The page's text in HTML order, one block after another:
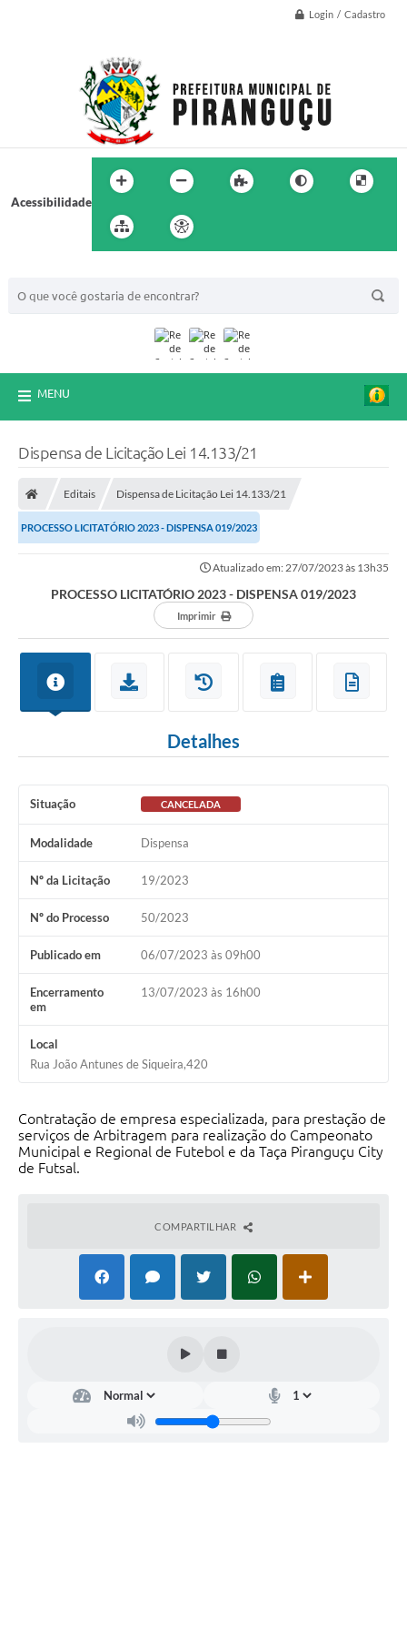
Login / Cadastro
Acessibilidade
MENU
Dispensa de Licitação Lei 14.133/21
Editais Dispensa de Licitação Lei 14.133/21
PROCESSO LICITATÓRIO 2023 - DISPENSA 019/2023
Atualizado em: 27/07/2023 às 13h35
PROCESSO LICITATÓRIO 2023 - DISPENSA 019/2023
Imprimir
Detalhes
Situação CANCELADA
Modalidade Dispensa
Nº da Licitação 19/2023
Nº do Processo 50/2023
Publicado em 06/07/2023 às 09h00
Encerramento
em
13/07/2023 às 16h00
Local
Rua João Antunes de Siqueira,420
Contratação de empresa especializada, para prestação de
serviços de Arbitragem para realização do Campeonato
Municipal e Regional de Futebol e da Taça Piranguçu City
de Futsal.
COMPARTILHAR